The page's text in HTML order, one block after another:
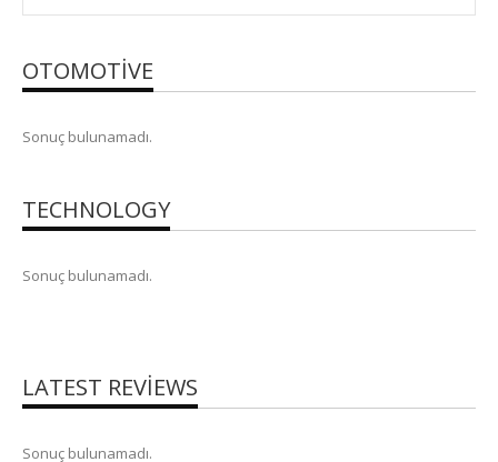
OTOMOTIVE
Sonuç bulunamadı.
TECHNOLOGY
Sonuç bulunamadı.
LATEST REVIEWS
Sonuç bulunamadı.